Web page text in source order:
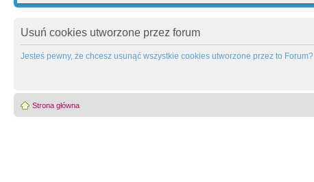
Usuń cookies utworzone przez forum
Jesteś pewny, że chcesz usunąć wszystkie cookies utworzone przez to Forum?
Strona główna